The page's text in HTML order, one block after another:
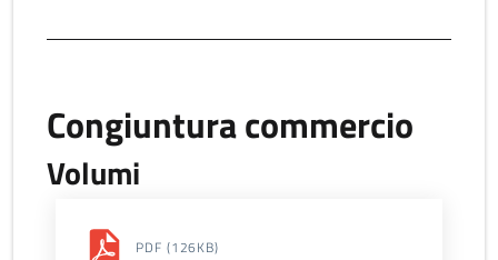
Congiuntura commercio
Volumi
PDF (126KB)